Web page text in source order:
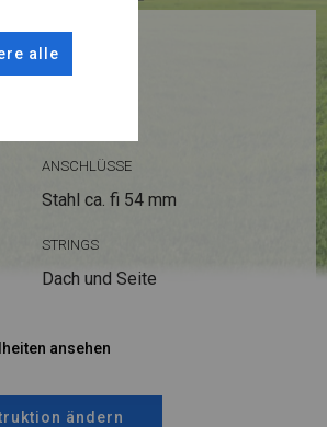
ANSCHLÜSSE
Stahl ca. fi 54 mm
STRINGS
Dach und Seite
ansehen
ändern
alle